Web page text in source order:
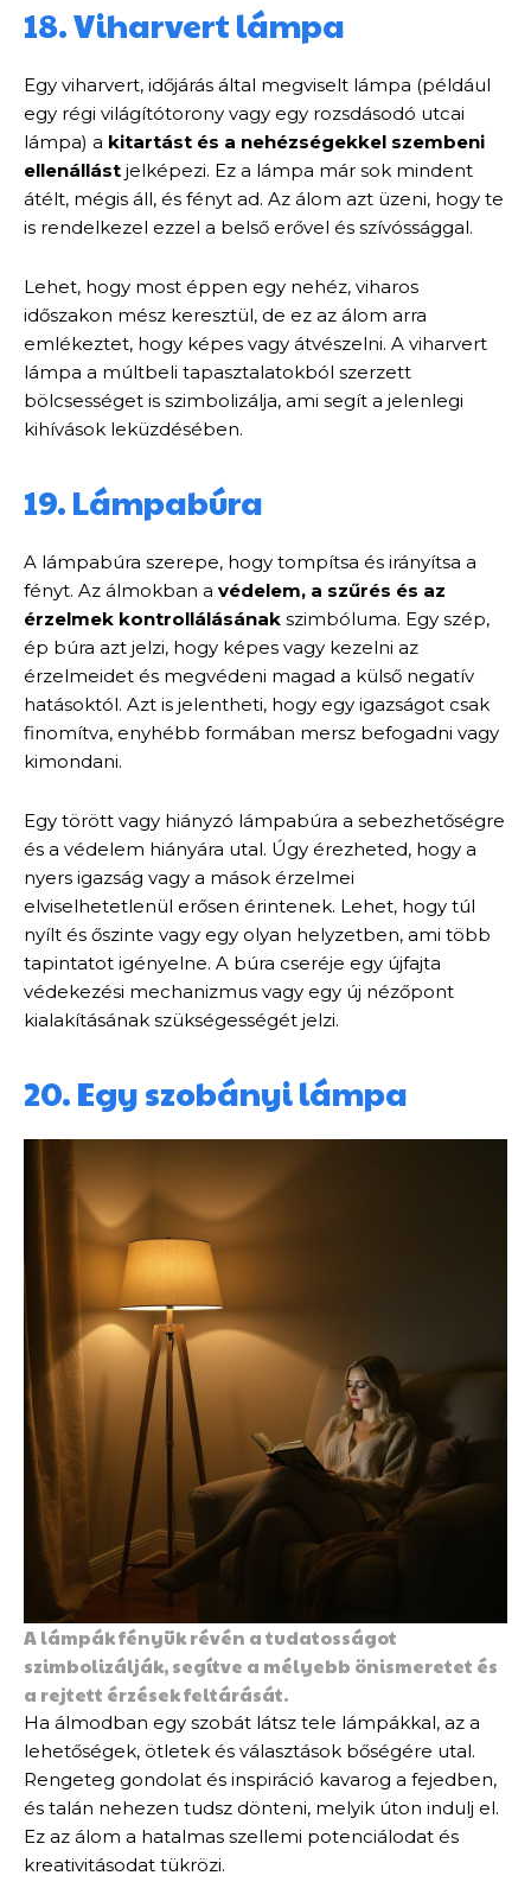
18. Viharvert lámpa
Egy viharvert, időjárás által megviselt lámpa (például
egy régi világítótorony vagy egy rozsdásodó utcai
lámpa) a kitartást és a nehézségekkel szembeni
ellenállást jelképezi. Ez a lámpa már sok mindent
átélt, mégis áll, és fényt ad. Az álom azt üzeni, hogy te
is rendelkezel ezzel a belső erővel és szívóssággal.
Lehet, hogy most éppen egy nehéz, viharos
időszakon mész keresztül, de ez az álom arra
emlékeztet, hogy képes vagy átvészelni. A viharvert
lámpa a múltbeli tapasztalatokból szerzett
bölcsességet is szimbolizálja, ami segít a jelenlegi
kihívások leküzdésében.
19. Lámpabúra
A lámpabúra szerepe, hogy tompítsa és irányítsa a
fényt. Az álmokban a védelem, a szűrés és az
érzelmek kontrollálásának szimbóluma. Egy szép,
ép búra azt jelzi, hogy képes vagy kezelni az
érzelmeidet és megvédeni magad a külső negatív
hatásoktól. Azt is jelentheti, hogy egy igazságot csak
finomítva, enyhébb formában mersz befogadni vagy
kimondani.
Egy törött vagy hiányzó lámpabúra a sebezhetőségre
és a védelem hiányára utal. Úgy érezheted, hogy a
nyers igazság vagy a mások érzelmei
elviselhetetlenül erősen érintenek. Lehet, hogy túl
nyílt és őszinte vagy egy olyan helyzetben, ami több
tapintatot igényelne. A búra cseréje egy újfajta
védekezési mechanizmus vagy egy új nézőpont
kialakításának szükségességét jelzi.
20. Egy szobányi lámpa
A lámpák fényük révén a tudatosságot
szimbolizálják, segítve a mélyebb önismeretet és
a rejtett érzések feltárását.
Ha álmodban egy szobát látsz tele lámpákkal, az a
lehetőségek, ötletek és választások bőségére utal.
Rengeteg gondolat és inspiráció kavarog a fejedben,
és talán nehezen tudsz dönteni, melyik úton indulj el.
Ez az álom a hatalmas szellemi potenciálodat és
kreativitásodat tükrözi.